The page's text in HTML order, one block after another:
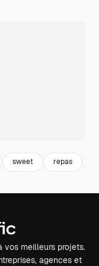
sweet repas
vos meilleurs projets.
agences et